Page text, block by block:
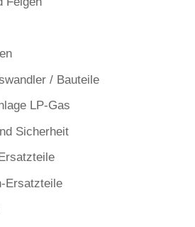
/ Bauteile
LP-Gas
Sicherheit
Ersatzteile